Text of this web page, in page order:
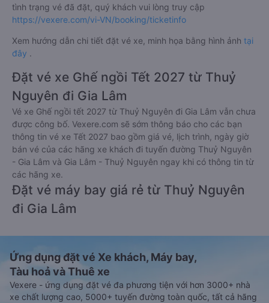
tình trạng vé đã đặt, quý khách vui lòng truy cập
https://vexere.com/vi-VN/booking/ticketinfo
Xem hướng dẫn chi tiết đặt vé xe, minh họa bằng hình ảnh tại
đây .
Đặt vé xe Ghế ngồi Tết 2027 từ Thuỷ
Nguyên đi Gia Lâm
Vé xe Ghế ngồi tết 2027 từ Thuỷ Nguyên đi Gia Lâm vẫn chưa
được công bố. Vexere.com sẽ sớm thông báo cho các bạn
thông tin vé xe Tết 2027 bao gồm giá vé, lịch trình, ngày giờ
bán vé của các hãng xe khách đi tuyến đường Thuỷ Nguyên
- Gia Lâm và Gia Lâm - Thuỷ Nguyên ngay khi có thông tin từ
các hãng xe.
Đặt vé máy bay giá rẻ từ Thuỷ Nguyên
đi Gia Lâm
Ứng dụng đặt vé Xe khách, Máy bay,
Tàu hoả và Thuê xe
Vexere - ứng dụng đặt vé đa phương tiện với hơn 3000+ nhà
xe chất lượng cao, 5000+ tuyến đường toàn quốc, tất cả hãng